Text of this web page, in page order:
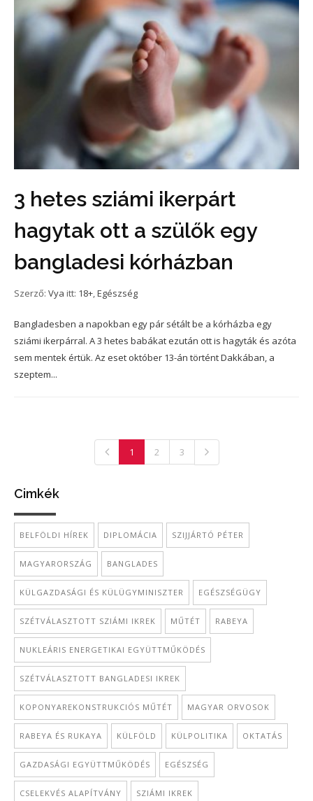
3 hetes sziámi ikerpárt
hagytak ott a szülők egy
bangladesi kórházban
Szerző: Vya itt: 18+,Egészség
Bangladesben a napokban egy pár sétált be a kórházba egy
sziámi ikerpárral. A 3 hetes babákat ezután ott is hagyták és azóta
sem mentek értük. Az eset október 13-án történt Dakkában, a
szeptem...
1 2 3
Cimkék
BELFÖLDI HÍREK DIPLOMÁCIA SZIJJÁRTÓ PÉTER
MAGYARORSZÁG BANGLADES
KÜLGAZDASÁGI ÉS KÜLÜGYMINISZTER EGÉSZSÉGÜGY
SZÉTVÁLASZTOTT SZIÁMI IKREK MŰTÉT RABEYA
NUKLEÁRIS ENERGETIKAI EGYÜTTMŰKÖDÉS
SZÉTVÁLASZTOTT BANGLADESI IKREK
KOPONYAREKONSTRUKCIÓS MŰTÉT MAGYAR ORVOSOK
RABEYA ÉS RUKAYA KÜLFÖLD KÜLPOLITIKA OKTATÁS
GAZDASÁGI EGYÜTTMŰKÖDÉS EGÉSZSÉG
CSELEKVÉS ALAPÍTVÁNY SZIÁMI IKREK